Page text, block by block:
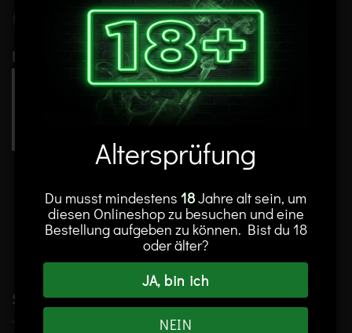
Mitglied im
Vertrag widerrufen
Service
Altersprüfung
Du musst mindestens18Jahre alt sein, um
diesen Onlineshop zu besuchen und eine
Bestellung aufgeben zu können. Bist du 18
oder älter?
JA, bin ich
NEIN